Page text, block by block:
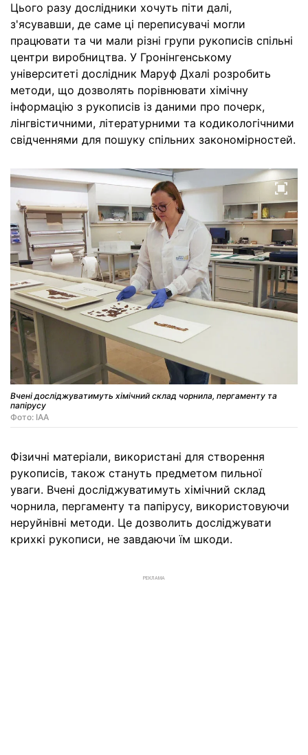
Цього разу дослідники хочуть піти далі,
з'ясувавши, де саме ці переписувачі могли
працювати та чи мали різні групи рукописів спільні
центри виробництва. У Гронінгенському
університеті дослідник Маруф Дхалі розробить
методи, що дозволять порівнювати хімічну
інформацію з рукописів із даними про почерк,
лінгвістичними, літературними та кодикологічними
свідченнями для пошуку спільних закономірностей.
Вчені досліджуватимуть хімічний склад чорнила, пергаменту та
папірусу
Фото: IAA
Фізичні матеріали, використані для створення
рукописів, також стануть предметом пильної
уваги. Вчені досліджуватимуть хімічний склад
чорнила, пергаменту та папірусу, використовуючи
неруйнівні методи. Це дозволить досліджувати
крихкі рукописи, не завдаючи їм шкоди.
РЕКЛАМА